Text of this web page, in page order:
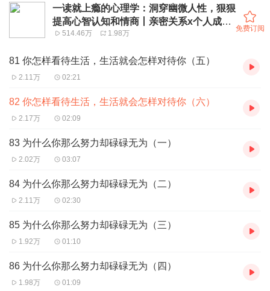
一读就上瘾的心理学：洞穿幽微人性，狠狠
提高心智认知和情商丨亲密关系x个人成长
x人际关系，48个与现实紧密相关的心理学
514.46万 1.98万
免费订阅
81 你怎样看待生活，生活就会怎样对待你（五）
2.11万 02:21
82 你怎样看待生活，生活就会怎样对待你（六）
2.17万 02:09
83 为什么你那么努力却碌碌无为（一）
2.02万 03:07
84 为什么你那么努力却碌碌无为（二）
2.11万 02:30
85 为什么你那么努力却碌碌无为（三）
1.92万 01:10
86 为什么你那么努力却碌碌无为（四）
1.98万 01:09